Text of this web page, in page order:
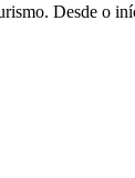
Desde o